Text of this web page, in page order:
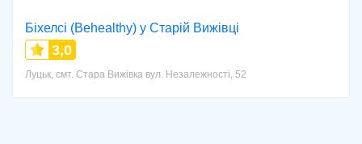
Біхелсі (Behealthy) у Старій Вижівці
3,0
Луцьк, смт. Стара Вижівка вул. Незалежності, 52